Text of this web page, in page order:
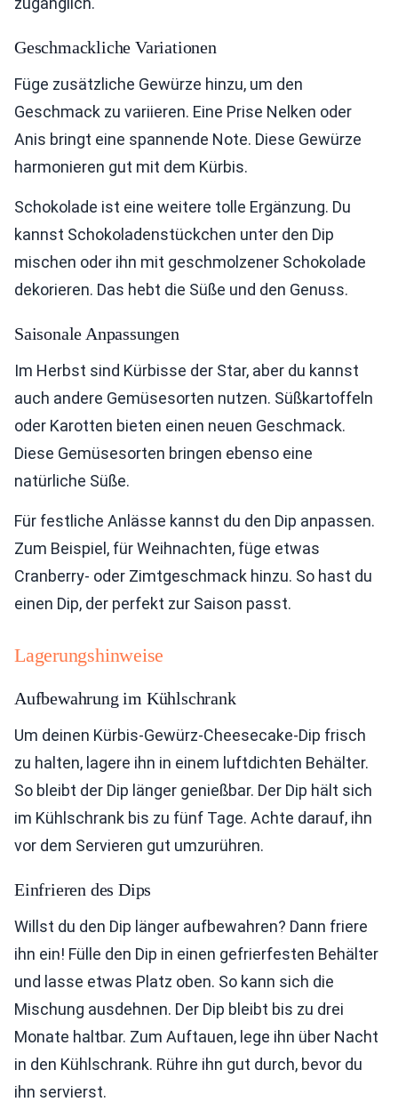
Geschmackliche Variationen
Füge zusätzliche Gewürze hinzu, um den
Geschmack zu variieren. Eine Prise Nelken oder
Anis bringt eine spannende Note. Diese Gewürze
harmonieren gut mit dem Kürbis.
Schokolade ist eine weitere tolle Ergänzung. Du
kannst Schokoladenstückchen unter den Dip
mischen oder ihn mit geschmolzener Schokolade
dekorieren. Das hebt die Süße und den Genuss.
Saisonale Anpassungen
Im Herbst sind Kürbisse der Star, aber du kannst
auch andere Gemüsesorten nutzen. Süßkartoffeln
oder Karotten bieten einen neuen Geschmack.
Diese Gemüsesorten bringen ebenso eine
natürliche Süße.
Für festliche Anlässe kannst du den Dip anpassen.
Zum Beispiel, für Weihnachten, füge etwas
Cranberry- oder Zimtgeschmack hinzu. So hast du
einen Dip, der perfekt zur Saison passt.
Lagerungshinweise
Aufbewahrung im Kühlschrank
Um deinen Kürbis-Gewürz-Cheesecake-Dip frisch
zu halten, lagere ihn in einem luftdichten Behälter.
So bleibt der Dip länger genießbar. Der Dip hält sich
im Kühlschrank bis zu fünf Tage. Achte darauf, ihn
vor dem Servieren gut umzurühren.
Einfrieren des Dips
Willst du den Dip länger aufbewahren? Dann friere
ihn ein! Fülle den Dip in einen gefrierfesten Behälter
und lasse etwas Platz oben. So kann sich die
Mischung ausdehnen. Der Dip bleibt bis zu drei
Monate haltbar. Zum Auftauen, lege ihn über Nacht
in den Kühlschrank. Rühre ihn gut durch, bevor du
ihn servierst.